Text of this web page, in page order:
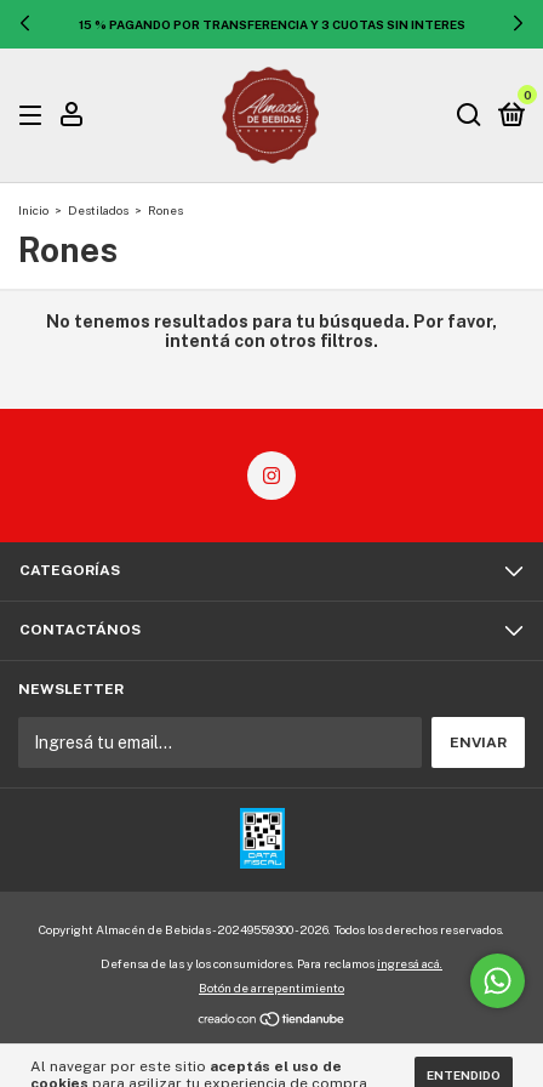
15 % PAGANDO POR TRANSFERENCIA Y 3 CUOTAS SIN INTERES
0
Al navegar por este sitio aceptás el uso de
cookies para agilizar tu experiencia de compra. ENTENDIDO
Inicio > Destilados > Rones
Rones
No tenemos resultados para tu búsqueda. Por favor,
intentá con otros filtros.
CATEGORÍAS
CONTACTÁNOS
NEWSLETTER
Copyright Almacén de Bebidas - 20249559300 - 2026. Todos los derechos reservados.
Defensa de las y los consumidores. Para reclamos ingresá acá.
Botón de arrepentimiento